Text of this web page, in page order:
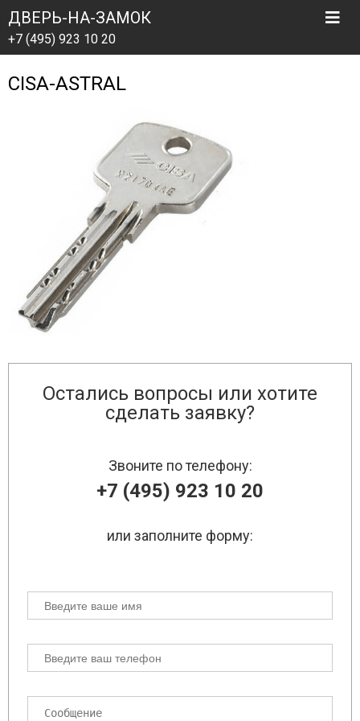
ДВЕРЬ-НА-ЗАМОК
+7 (495) 923 10 20
CISA-ASTRAL
Остались вопросы или хотите
сделать заявку?
Звоните по телефону:
+7 (495) 923 10 20
или заполните форму: